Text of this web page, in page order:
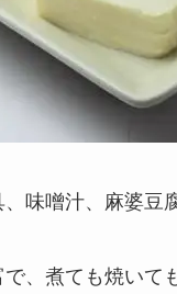
味噌汁、麻婆豆
、煮ても焼い